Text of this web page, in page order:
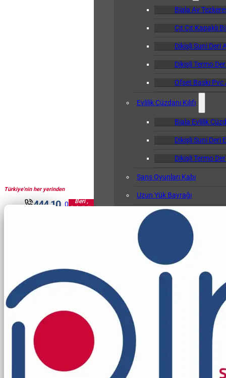
Türkiye'nin her yerinden
444 10 0
Beri ,
Sektörün
Biala Av
Çıt Çıt Kapaklı
Dikişli Suni Deri
Dikişli Termo
Ofset Baskı Pvc
Evlilik Cüzdanı Kılıfı
Biala Evlilik
Dikişli Suni Deri
Dikişli Termo
Şans Oyunları Kabı
Uzun Yük Bayrağı
Klasör
Okul Albümü
Öğretmen Not Defteri Kabı
Biala
Gemi Bağlama Kütüğü Kabı